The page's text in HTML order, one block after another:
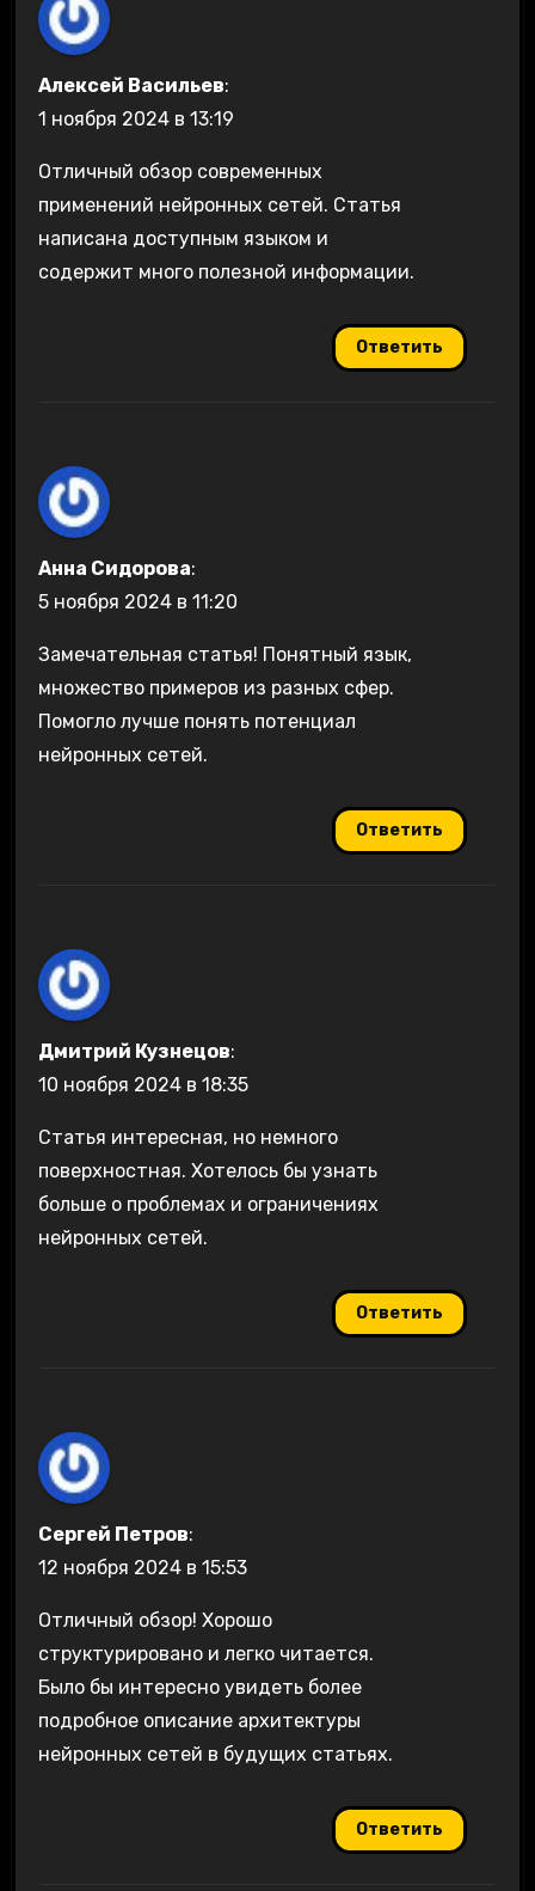
Алексей Васильев:
1 ноября 2024 в 13:19
Отличный обзор современных
применений нейронных сетей. Статья
написана доступным языком и
содержит много полезной информации.
Ответить
Анна Сидорова:
5 ноября 2024 в 11:20
Замечательная статья! Понятный язык,
множество примеров из разных сфер.
Помогло лучше понять потенциал
нейронных сетей.
Ответить
Дмитрий Кузнецов:
10 ноября 2024 в 18:35
Статья интересная, но немного
поверхностная. Хотелось бы узнать
больше о проблемах и ограничениях
нейронных сетей.
Ответить
Сергей Петров:
12 ноября 2024 в 15:53
Отличный обзор! Хорошо
структурировано и легко читается.
Было бы интересно увидеть более
подробное описание архитектуры
нейронных сетей в будущих статьях.
Ответить